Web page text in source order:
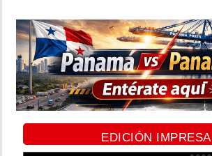
EDICIÓN IMPRESA